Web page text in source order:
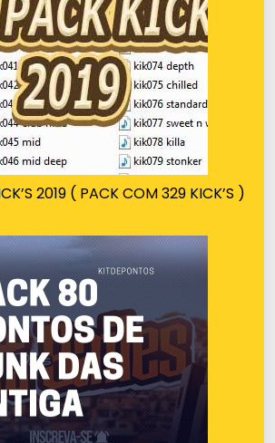
2019 ( PACK COM 329 KICK’S )